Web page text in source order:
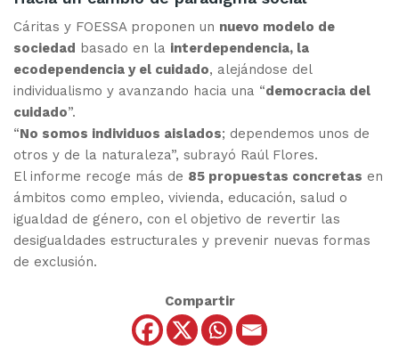
Cáritas y FOESSA proponen un nuevo modelo de
sociedad
basado en la interdependencia, la
ecodependencia y el cuidado, alejándose del
individualismo y avanzando hacia una “democracia del
cuidado”.
“No somos individuos aislados; dependemos unos de
otros y de la naturaleza”, subrayó Raúl Flores.
El informe recoge más de 85 propuestas concretas en
ámbitos como empleo, vivienda, educación, salud o
igualdad de género, con el objetivo de revertir las
desigualdades estructurales y prevenir nuevas formas
de exclusión.
Compartir